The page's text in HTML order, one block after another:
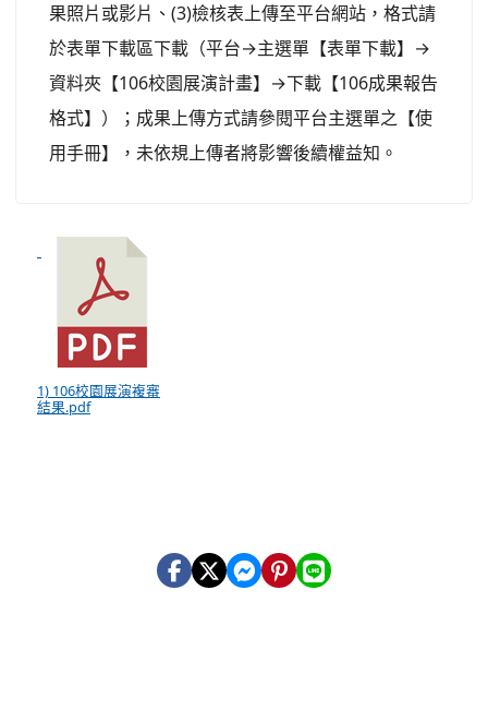
果照片或影片、(3)檢核表上傳至平台網站，格式請
於表單下載區下載（平台→主選單【表單下載】→
資料夾【106校園展演計畫】→下載【106成果報告
格式】）；成果上傳方式請參閱平台主選單之【使
用手冊】，未依規上傳者將影響後續權益知。
1) 106校園展演複審
結果.pdf